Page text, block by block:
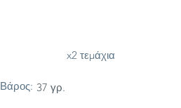
x2 τεμάχια
Βάρος: 37 γρ.